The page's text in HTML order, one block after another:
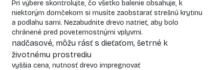
Pri výbere skontrolujte, čo všetko balenie obsahuje, k
niektorým domčekom si musíte zaobstarať strešnú krytinu
a podlahu sami. Nezabudnite drevo natrieť, aby bolo
chránené pred poveternostnými vplyvmi.
nadčasové, môžu rásť s dieťaťom, šetrné k
životnému prostrediu
vyššia cena, nutnosť drevo impregnovať